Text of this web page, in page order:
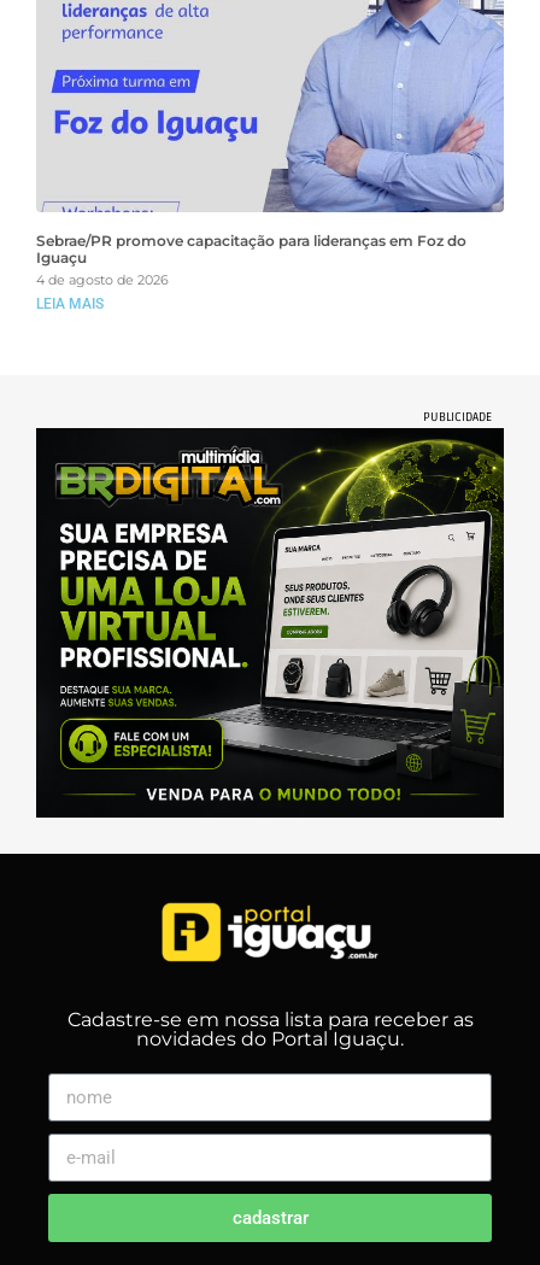
Sebrae/PR promove capacitação para lideranças em Foz do
Iguaçu
4 de agosto de 2026
LEIA MAIS
PUBLICIDADE
Cadastre-se em nossa lista para receber as
novidades do Portal Iguaçu.
cadastrar